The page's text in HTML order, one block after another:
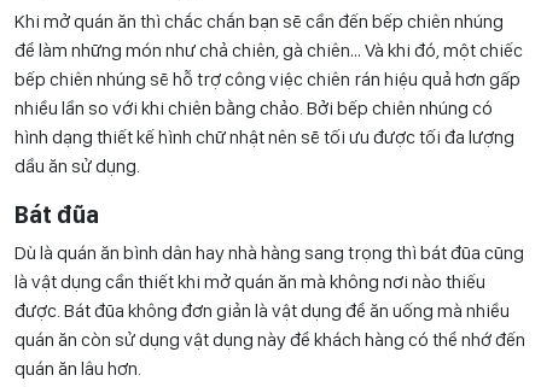
Khi mở quán ăn thì chắc chắn bạn sẽ cần đến bếp chiên nhúng
để làm những món như chả chiên, gà chiên… Và khi đó, một chiếc
bếp chiên nhúng sẽ hỗ trợ công việc chiên rán hiệu quả hơn gấp
nhiều lần so với khi chiên bằng chảo. Bởi bếp chiên nhúng có
hình dạng thiết kế hình chữ nhật nên sẽ tối ưu được tối đa lượng
dầu ăn sử dụng.
Bát đũa
Dù là quán ăn bình dân hay nhà hàng sang trọng thì bát đũa cũng
là vật dụng cần thiết khi mở quán ăn mà không nơi nào thiếu
được. Bát đũa không đơn giản là vật dụng để ăn uống mà nhiều
quán ăn còn sử dụng vật dụng này để khách hàng có thể nhớ đến
quán ăn lâu hơn.